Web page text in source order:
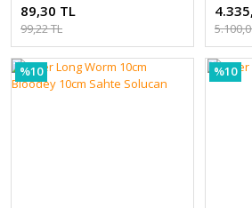
89,30 TL
99,22 TL
%10 %10